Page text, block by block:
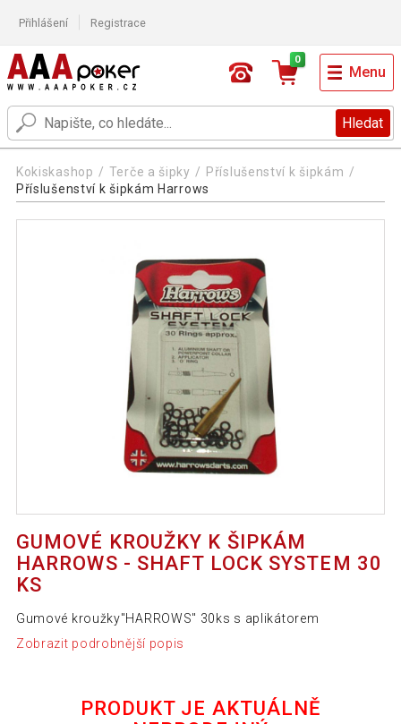
Přihlášení Registrace
Hledat
0
Menu
Kokiskashop Terče a šipky
Příslušenství k šipkám
Příslušenství k šipkám Harrows
GUMOVÉ KROUŽKY K ŠIPKÁM
HARROWS - SHAFT LOCK SYSTEM 30
KS
Gumové kroužky"HARROWS" 30ks s aplikátorem
Zobrazit podrobnější popis
PRODUKT JE AKTUÁLNĚ